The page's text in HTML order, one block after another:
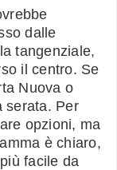
dalle
tangenziale,
il centro. Se
Nuova o
serata. Per
opzioni, ma
è chiaro,
facile da